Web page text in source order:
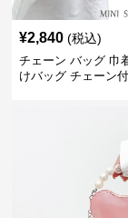
¥2,840 (税込)
チェーン バッグ 巾
けバッグ チェーン